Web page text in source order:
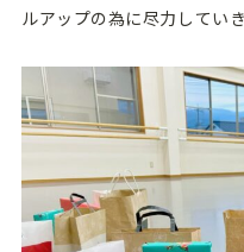
ルアップの為に尽力してい